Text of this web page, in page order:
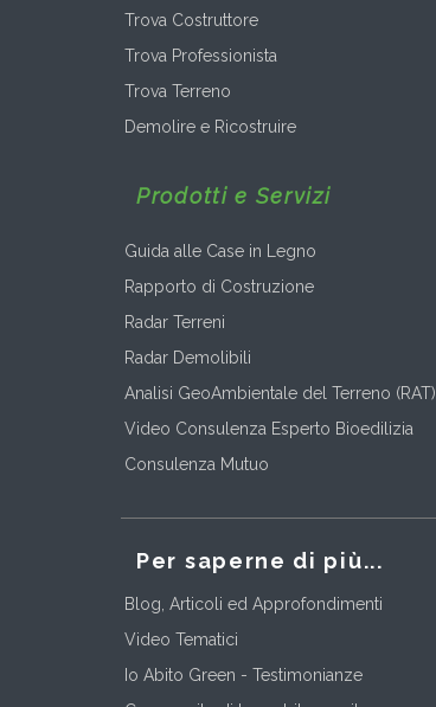
Trova Costruttore
Trova Professionista
Trova Terreno
Demolire e Ricostruire
Prodotti e Servizi
Guida alle Case in Legno
Rapporto di Costruzione
Radar Terreni
Radar Demolibili
Analisi GeoAmbientale del Terreno (RAT)
Video Consulenza Esperto Bioedilizia
Consulenza Mutuo
Per saperne di più...
Blog, Articoli ed Approfondimenti
Video Tematici
Io Abito Green - Testimonianze